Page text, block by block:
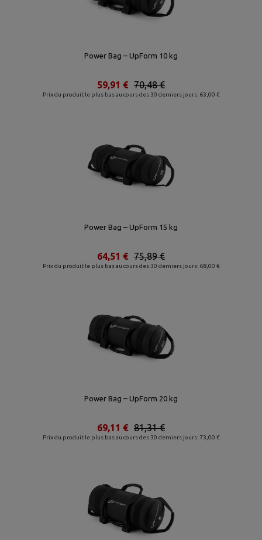
Power Bag – UpForm 10 kg
Prix du produit le plus bas au cours des 30 derniers jours: 63,00 €
70,48 €
59,91 €
Power Bag – UpForm 15 kg
Prix du produit le plus bas au cours des 30 derniers jours: 68,00 €
75,89 €
64,51 €
Power Bag – UpForm 20 kg
Prix du produit le plus bas au cours des 30 derniers jours: 73,00 €
81,31 €
69,11 €